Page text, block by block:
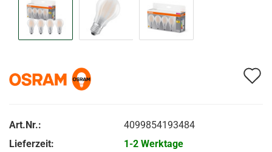
Art.Nr.:
4099854193484
Lieferzeit:
1-2 Werktage